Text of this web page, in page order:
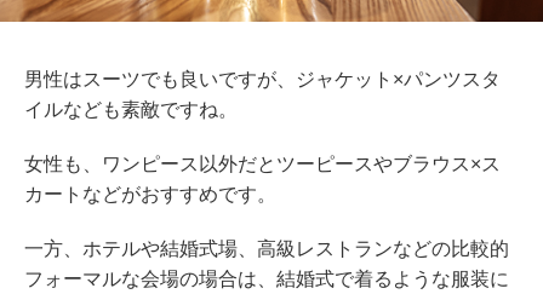
男性はスーツでも良いですが、ジャケット×パンツスタ
イルなども素敵ですね。
女性も、ワンピース以外だとツーピースやブラウス×ス
カートなどがおすすめです。
一方、ホテルや結婚式場、高級レストランなどの比較的
フォーマルな会場の場合は、結婚式で着るような服装に